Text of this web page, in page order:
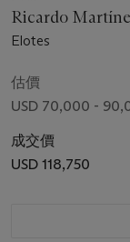
Ricardo
Elotes
估價
USD 70,000 -
成交價
USD 118,750